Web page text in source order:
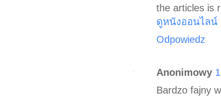
the articles is
ดูหนังออนไลน์
Odpowiedz
Anonimowy
Bardzo fajny